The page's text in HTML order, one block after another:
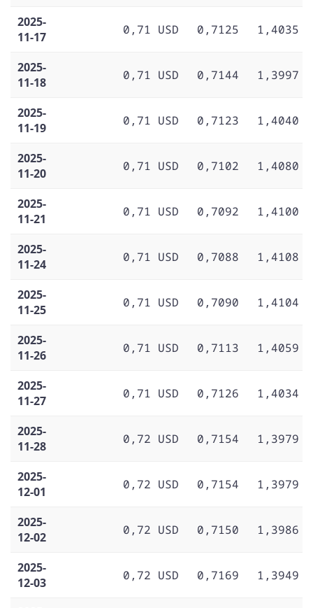
2025-
11-17
0,71 USD 0,7125 1,4035
2025-
11-18
0,71 USD 0,7144 1,3997
2025-
11-19
0,71 USD 0,7123 1,4040
2025-
11-20
0,71 USD 0,7102 1,4080
2025-
11-21
0,71 USD 0,7092 1,4100
2025-
11-24
0,71 USD 0,7088 1,4108
2025-
11-25
0,71 USD 0,7090 1,4104
2025-
11-26
0,71 USD 0,7113 1,4059
2025-
11-27
0,71 USD 0,7126 1,4034
2025-
11-28
0,72 USD 0,7154 1,3979
2025-
12-01
0,72 USD 0,7154 1,3979
2025-
12-02
0,72 USD 0,7150 1,3986
2025-
12-03
0,72 USD 0,7169 1,3949